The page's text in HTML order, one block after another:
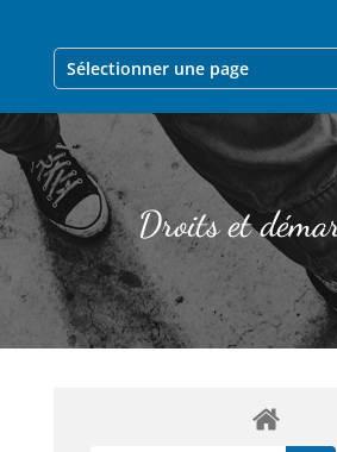
Sélectionner une page
Droits et